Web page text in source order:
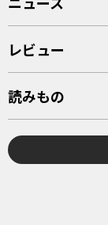
レビュー
読みもの